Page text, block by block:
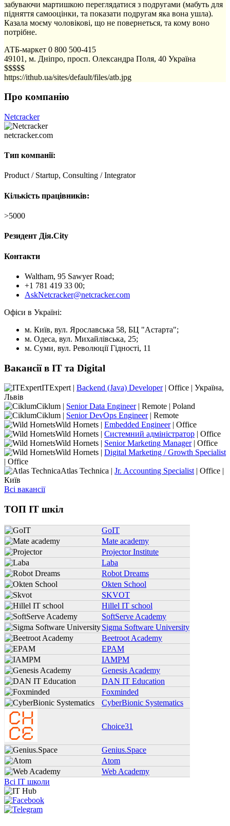
забуваючи мартишкою переглядатися з подругами (мабуть для
підняття самооцінки, та показати подругам яка вона ушла).
Казала моєму чоловікові, що не повернеться, та кому воно
потрібне.
АТБ-маркет 0 800 500-415
49101, м. Дніпро, просп. Олександра Поля, 40 Україна
$$$$$
https://ithub.ua/sites/default/files/atb.jpg
Про компанію
Netcracker
netcracker.com
Тип компанії:
Product / Startup, Consulting / Integrator
Кількість працівників:
>5000
Резидент Дія.City
Контакти
Waltham, 95 Sawyer Road;
+1 781 419 33 00;
AskNetcracker@netcracker.com
Офіси в Україні:
м. Київ, вул. Ярославська 58, БЦ "Астарта";
м. Одеса, вул. Михайлівська, 25;
м. Суми, вул. Революції Гідності, 11
Вакансії в IT та Digital
ITExpert | Backend (Java) Developer| Office | Україна,
Львів
Ciklum | Senior Data Engineer| Remote | Poland
Ciklum | Senior DevOps Engineer| Remote
Wild Hornets | Embedded Engineer| Office
Wild Hornets | Системний адміністратор | Office
Wild Hornets | Senior Marketing Manager| Office
Wild Hornets | Digital Marketing / Growth Specialist
| Office
Atlas Technica | Jr. Accounting Specialist | Office |
Київ
Всі вакансії
ТОП IT шкіл
GoIT
Mate academy
Projector Institute
Laba
Robot Dreams
Okten School
SKVOT
Hillel IT school
SoftServe Academy
Sigma Software University
Beetroot Academy
EPAM
IAMPM
Genesis Academy
DAN IT Education
Foxminded
CyberBionic Systematics
Choice31
Genius.Space
Atom
Web Academy
Всі IT школи